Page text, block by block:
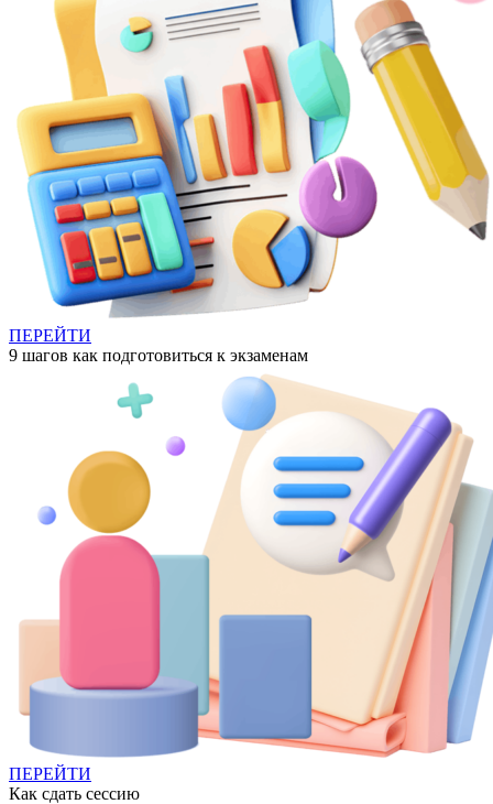
ПЕРЕЙТИ
9 шагов как подготовиться к экзаменам
ПЕРЕЙТИ
Как сдать сессию